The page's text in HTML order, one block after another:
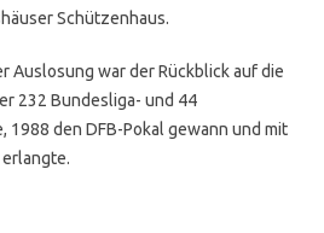
Schützenhaus.
Auslosung war der Rückblick auf die
232 Bundesliga- und 44
den DFB-Pokal gewann und mit
erlangte.